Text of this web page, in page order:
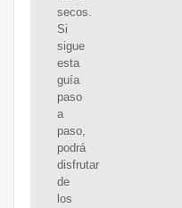
secos.
Si
sigue
esta
guía
paso
a
paso,
podrá
disfrutar
de
los